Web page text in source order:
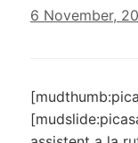
6 November,